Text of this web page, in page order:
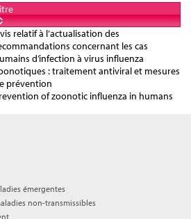
relatif à l’actualisation des
concernant les cas
d’infection à virus influenza
: traitement antiviral et mesures
prévention
of zoonotic influenza in humans
émergentes
non-transmissibles